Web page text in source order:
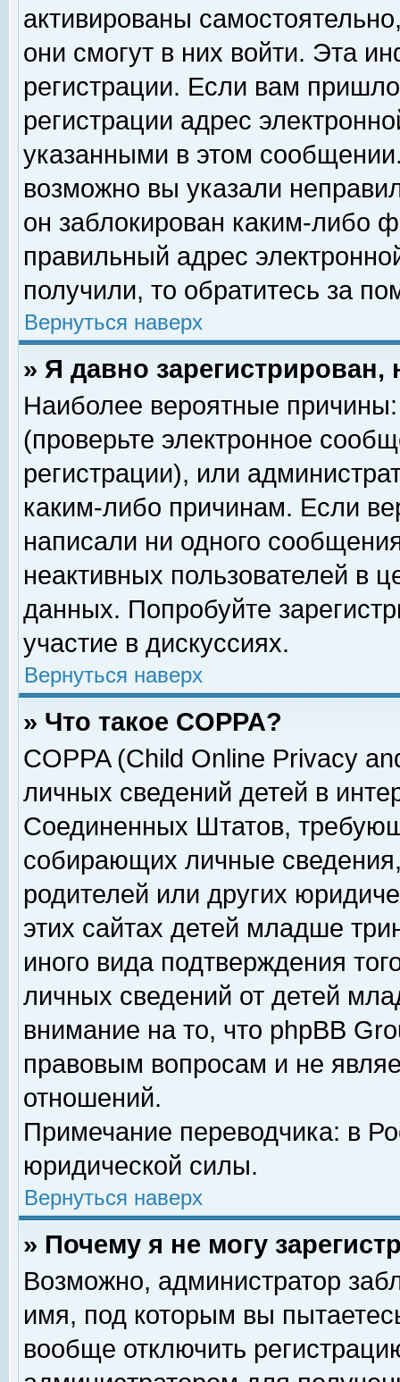
активированы
они смогут в них войти. Эта
регистрации. Если вам
регистрации адрес
указанными в этом
возможно вы указали
он заблокирован каким-либо
правильный адрес
получили, то обратитесь за
Вернуться наверх
» Я давно
Наиболее вероятные
(проверьте электронное
регистрации), или
каким-либо причинам. Если
написали ни одного
неактивных пользователей в
данных. Попробуйте
участие в дискуссиях.
Вернуться наверх
» Что такое COPPA?
COPPA (Child Online Privacy
личных сведений детей в
Соединенных Штатов,
собирающих личные
родителей или других
этих сайтах детей младше
иного вида подтверждения
личных сведений от детей
внимание на то, что phpBB
правовым вопросам и не
отношений.
Примечание переводчика: в
юридической силы.
Вернуться наверх
» Почему я не могу
Возможно, администратор
имя, под которым вы
вообще отключить